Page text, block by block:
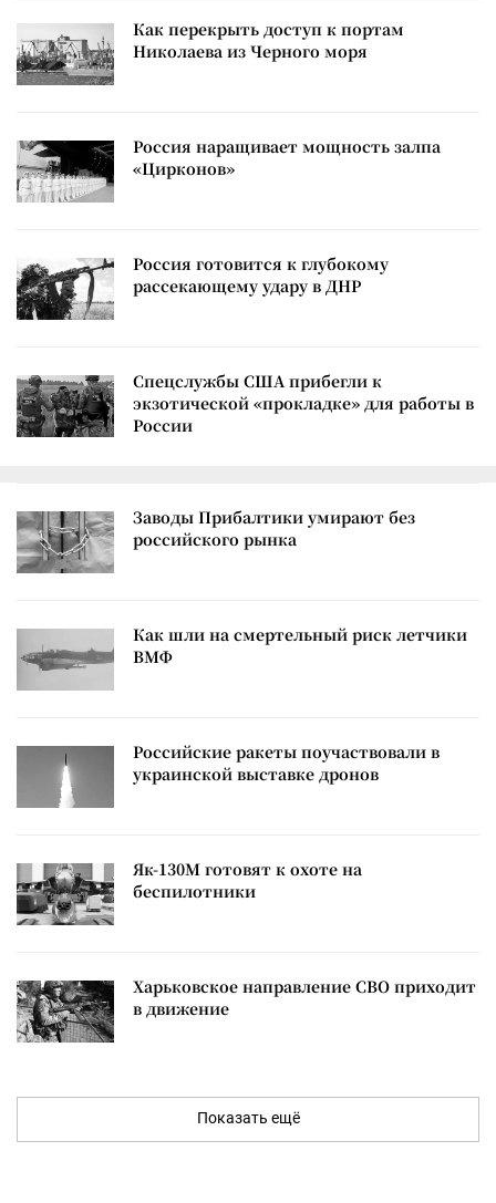
Как перекрыть доступ к портам
Николаева из Черного моря
Россия наращивает мощность залпа
«Цирконов»
Россия готовится к глубокому
рассекающему удару в ДНР
Спецслужбы США прибегли к
экзотической «прокладке» для работы в
России
Заводы Прибалтики умирают без
российского рынка
Как шли на смертельный риск летчики
ВМФ
Российские ракеты поучаствовали в
украинской выставке дронов
Як-130М готовят к охоте на
беспилотники
Харьковское направление СВО приходит
в движение
Показать ещё